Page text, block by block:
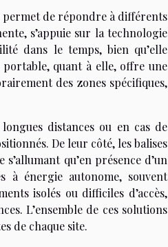
permet de répondre à différents
s’appuie sur la technologie
dans le temps, bien qu’elle
quant à elle, offre une
des zones spécifiques,
distances ou en cas de
De leur côté, les balises
qu’en présence d’un
à énergie autonome, souvent
isolés ou difficiles d’accès,
L’ensemble de ces solutions
de chaque site.